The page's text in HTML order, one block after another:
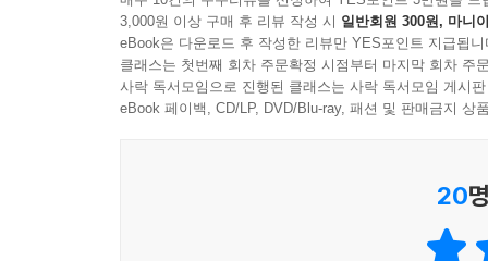
저자는 보호자가 환자의 행동을 바꾸려 하고 환
말한다. 우리의 의식은 타인에게 의사와 자유의
의도가 있으며 고집을 부린다고 생각하기도 한
시스템엔 연속성이 없다. 그들의 기억은 쪼개져
행동을 모두 수용하는 것은 거의 불가능에 가깝
돌봤어야 한다고 자책한다. 그러나 문제는 보호
3,000원 이상 구매 후 리뷰 작성 시 일반회원 300원, 마니
eBook은 다운로드 후 작성한 리뷰만 YES포인트 지급됩니
클래스는 첫번째 회차 주문확정 시점부터 마지막 회차 주
사락 독서모임으로 진행된 클래스는 사락 독서모임 게시
eBook 페이백, CD/LP, DVD/Blu-ray, 패션 및 판매금지 상
20